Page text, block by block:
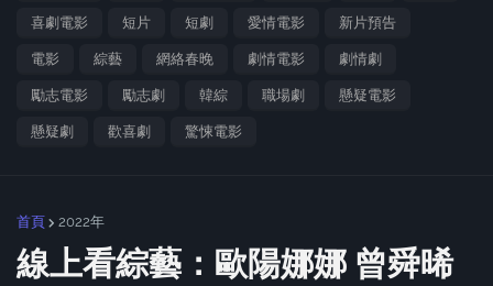
喜劇電影 短片 短劇 愛情電影 新片預告
電影 綜藝 網絡春晚 劇情電影 劇情劇
勵志電影 勵志劇 韓綜 職場劇 懸疑電影
懸疑劇 歡喜劇 驚悚電影
首頁 2022年
線上看綜藝：歐陽娜娜 曾舜晞